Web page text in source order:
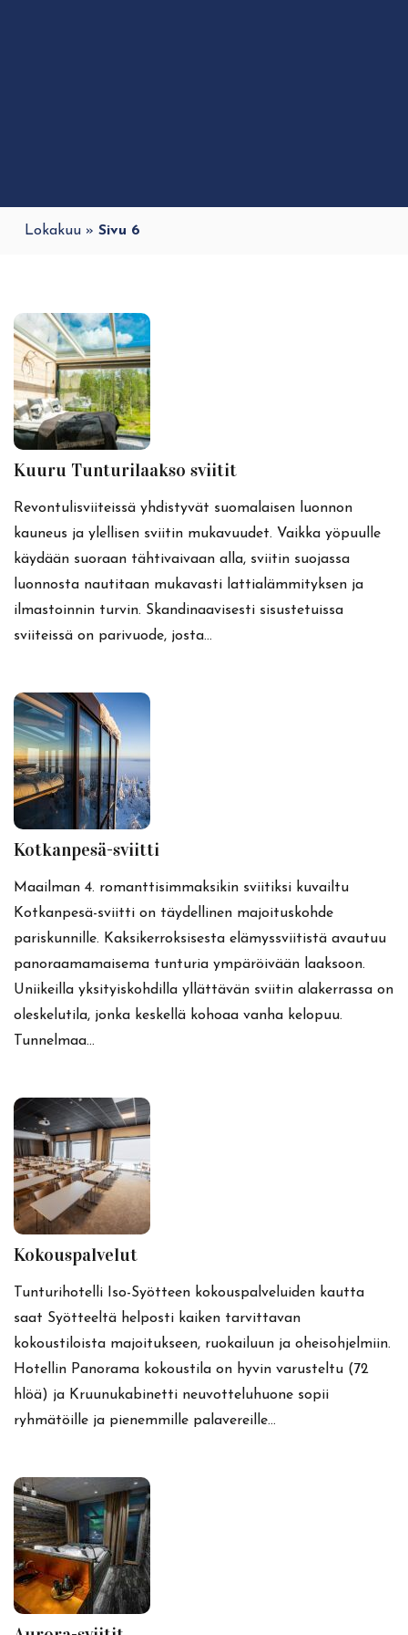
Lokakuu » Sivu 6
Kuuru Tunturilaakso sviitit
Revontulisviiteissä yhdistyvät suomalaisen luonnon
kauneus ja ylellisen sviitin mukavuudet. Vaikka yöpuulle
käydään suoraan tähtivaivaan alla, sviitin suojassa
luonnosta nautitaan mukavasti lattialämmityksen ja
ilmastoinnin turvin. Skandinaavisesti sisustetuissa
sviiteissä on parivuode, josta…
Kotkanpesä-sviitti
Maailman 4. romanttisimmaksikin sviitiksi kuvailtu
Kotkanpesä-sviitti on täydellinen majoituskohde
pariskunnille. Kaksikerroksisesta elämyssviitistä avautuu
panoraamamaisema tunturia ympäröivään laaksoon.
Uniikeilla yksityiskohdilla yllättävän sviitin alakerrassa on
oleskelutila, jonka keskellä kohoaa vanha kelopuu.
Tunnelmaa…
Kokouspalvelut
Tunturihotelli Iso-Syötteen kokouspalveluiden kautta
saat Syötteeltä helposti kaiken tarvittavan
kokoustiloista majoitukseen, ruokailuun ja oheisohjelmiin.
Hotellin Panorama kokoustila on hyvin varusteltu (72
hlöä) ja Kruunukabinetti neuvotteluhuone sopii
ryhmätöille ja pienemmille palavereille…